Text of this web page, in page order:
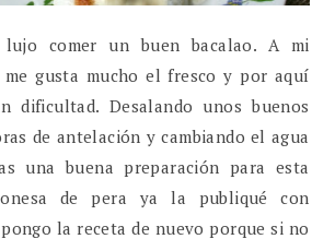
lujo comer un buen bacalao. A mi
me gusta mucho el fresco y por aquí
dificultad. Desalando unos buenos
de antelación y cambiando el agua
una buena preparación para esta
de pera ya la publiqué con
la receta de nuevo porque si no